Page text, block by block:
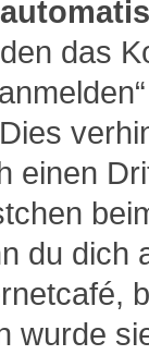
das
einen
du dich
wurde